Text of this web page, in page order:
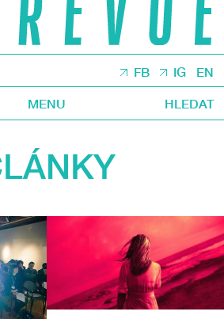
FB IG EN
MENU HLEDAT